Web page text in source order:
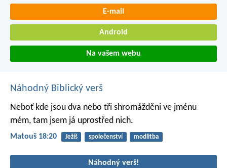
E-mail
Android
Na vašem webu
Náhodný Biblický verš
Neboť kde jsou dva nebo tři shromážděni ve jménu
mém, tam jsem já uprostřed nich.
Matouš 18:20 Ježíš společenství modlitba
Náhodný verš!